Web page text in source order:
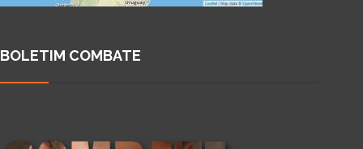
BOLETIM COMBATE